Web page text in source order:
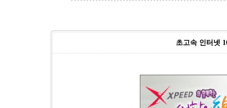
초고속 인터넷